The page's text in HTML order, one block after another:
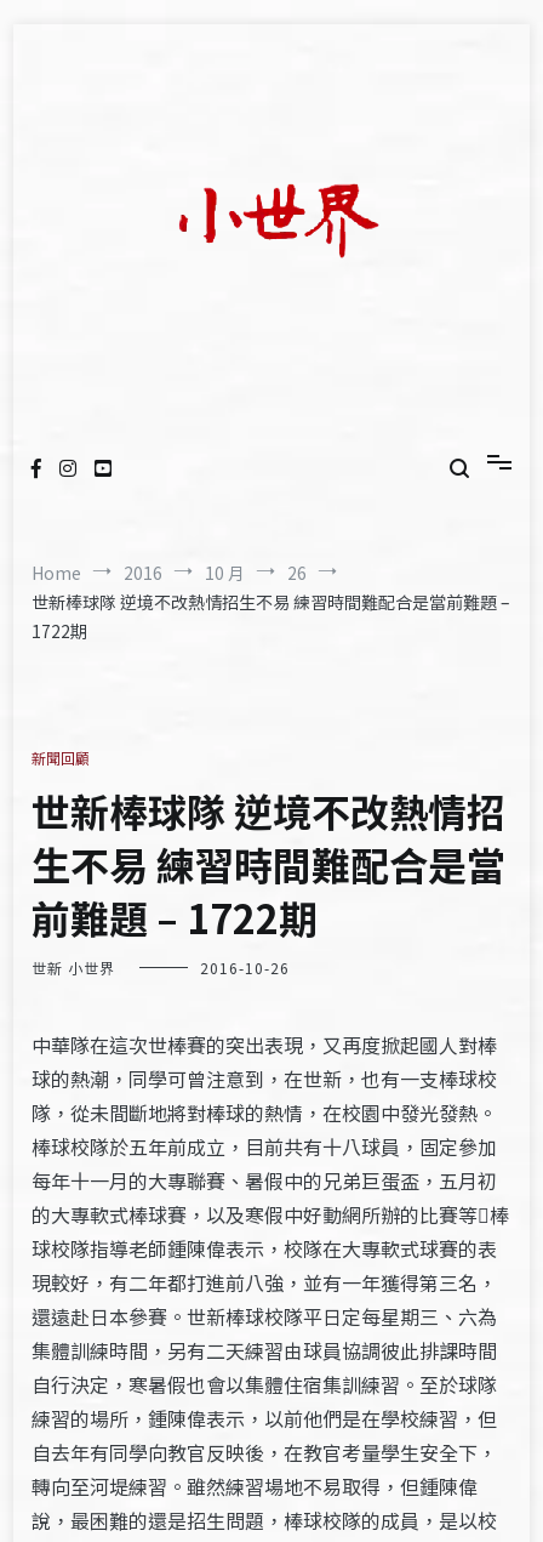
Home 2016 10 月
26
世新棒球隊 逆境不改熱情招生不易 練習時間難配合是當前難題 –
1722期
新聞回顧
世新棒球隊 逆境不改熱情招
生不易 練習時間難配合是當
前難題 – 1722期
世新 小世界 2016-10-26
中華隊在這次世棒賽的突出表現，又再度掀起國人對棒
球的熱潮，同學可曾注意到，在世新，也有一支棒球校
隊，從未間斷地將對棒球的熱情，在校園中發光發熱。
棒球校隊於五年前成立，目前共有十八球員，固定參加
每年十一月的大專聯賽、暑假中的兄弟巨蛋盃，五月初
的大專軟式棒球賽，以及寒假中好動網所辦的比賽等棒
球校隊指導老師鍾陳偉表示，校隊在大專軟式球賽的表
現較好，有二年都打進前八強，並有一年獲得第三名，
還遠赴日本參賽。世新棒球校隊平日定每星期三、六為
集體訓練時間，另有二天練習由球員協調彼此排課時間
自行決定，寒暑假也會以集體住宿集訓練習。至於球隊
練習的場所，鍾陳偉表示，以前他們是在學校練習，但
自去年有同學向教官反映後，在教官考量學生安全下，
轉向至河堤練習。雖然練習場地不易取得，但鍾陳偉
說，最困難的還是招生問題，棒球校隊的成員，是以校